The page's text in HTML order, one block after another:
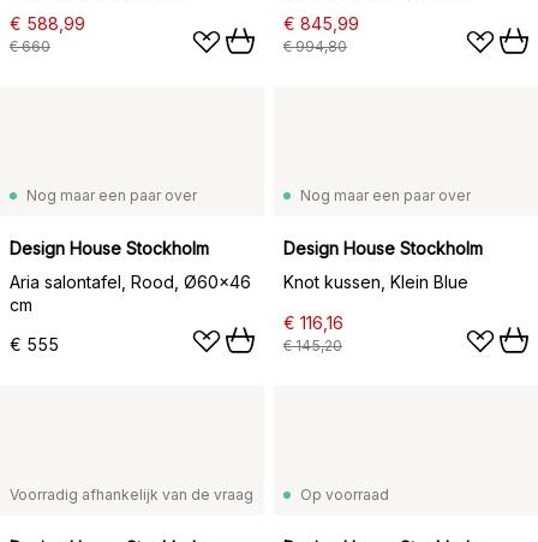
€ 588,99
€ 660
€ 845,99
€ 994,80
Nog maar een paar over
Design House Stockholm
Aria salontafel, Rood, Ø60x46
cm
€ 555
Nog maar een paar over
Design House Stockholm
Knot kussen, Klein Blue
€ 116,16
€ 145,20
Voorradig afhankelijk van de vraag Op voorraad